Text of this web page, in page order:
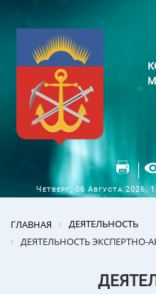
Четверг, 06 Августа 2026,
ГЛАВНАЯ
ДЕЯТЕЛЬНОСТЬ
ДЕЯТЕЛЬНОСТЬ